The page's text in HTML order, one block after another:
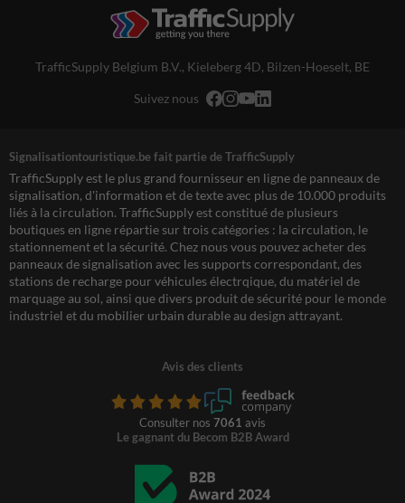
TrafficSupply Belgium B.V., Kieleberg 4D, Bilzen-Hoeselt, BE
Suivez nous
Signalisationtouristique.be fait partie de TrafficSupply
TrafficSupply est le plus grand fournisseur en ligne de panneaux de
signalisation, d'information et de texte avec plus de 10.000 produits
liés à la circulation. TrafficSupply est constitué de plusieurs
boutiques en ligne répartie sur trois catégories : la circulation, le
stationnement et la sécurité. Chez nous vous pouvez acheter des
panneaux de signalisation avec les supports correspondant, des
stations de recharge pour véhicules électrqique, du matériel de
marquage au sol, ainsi que divers produit de sécurité pour le monde
industriel et du mobilier urbain durable au design attrayant.
Avis des clients
Consulter nos 7061 avis
Le gagnant du Becom B2B Award